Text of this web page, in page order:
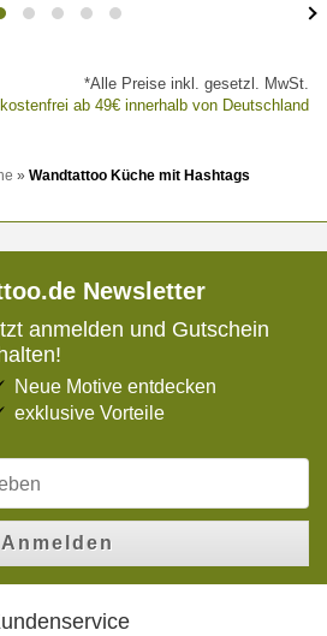
*Alle Preise inkl. gesetzl. MwSt.
ab 49€ innerhalb von Deutschland
» Wandtattoo Küche mit Hashtags
Newsletter
anmelden und Gutschein
Neue Motive entdecken
exklusive Vorteile
Anmelden